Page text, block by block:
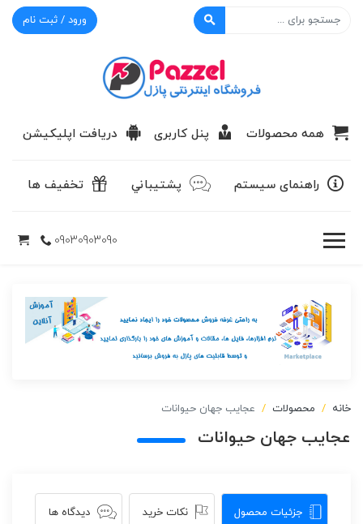
ورود / ثبت نام
همه محصولات پنل کاربری دریافت اپلیکیشن
راهنمای سیستم پشتيباني تخفیف ها
09030903090
خانه محصولات عجایب جهان حیوانات
عجایب جهان حیوانات
جزئیات محصول نکات خرید دیدگاه ها